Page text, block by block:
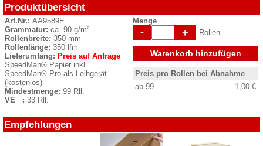
Produktübersicht
Art.Nr.: AA9589E
Grammatur: ca. 90 g/m²
Rollenbreite: 350 mm
Rollenlänge: 350 lfm
Lieferumfang: Preis auf Anfrage
SpeedMan® Papier inkl.
SpeedMan® Pro als Leihgerät
(kostenlos)
Mindestmenge: 99 Rll.
VE : 33 Rll.
Menge
- + Rollen
Warenkorb hinzufügen
Preis pro Rollen bei Abnahme
ab 99
1,00 €
Empfehlungen